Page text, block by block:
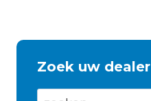
Zoek uw dealer